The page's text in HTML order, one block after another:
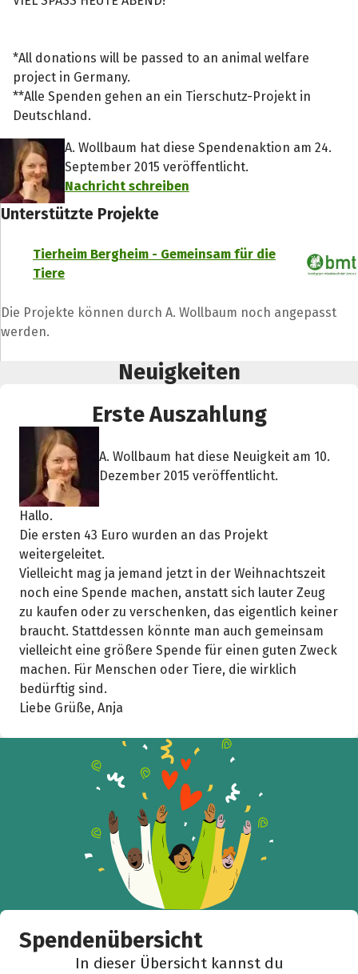
*All donations will be passed to an animal welfare
project in Germany.
**Alle Spenden gehen an ein Tierschutz-Projekt in
Deutschland.
A. Wollbaum hat diese Spendenaktion am 24.
September 2015 veröffentlicht.
Nachricht schreiben
Unterstützte Projekte
Tierheim Bergheim - Gemeinsam für die
Tiere
Die Projekte können durch A. Wollbaum noch angepasst
werden.
Neuigkeiten
Erste Auszahlung
A. Wollbaum hat diese Neuigkeit am 10.
Dezember 2015 veröffentlicht.
Hallo.
Die ersten 43 Euro wurden an das Projekt
weitergeleitet.
Vielleicht mag ja jemand jetzt in der Weihnachtszeit
noch eine Spende machen, anstatt sich lauter Zeug
zu kaufen oder zu verschenken, das eigentlich keiner
braucht. Stattdessen könnte man auch gemeinsam
vielleicht eine größere Spende für einen guten Zweck
machen. Für Menschen oder Tiere, die wirklich
bedürftig sind.
Liebe Grüße, Anja
Spendenübersicht
In dieser Übersicht kannst du